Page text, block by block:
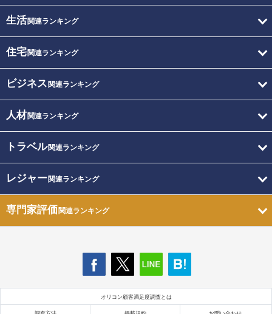
生活関連ランキング
住宅関連ランキング
ビジネス 関連ランキング
人材関連ランキング
トラベル関連ランキング
レジャー関連ランキング
専門家評価関連ランキング
オリコン顧客満足度調査とは